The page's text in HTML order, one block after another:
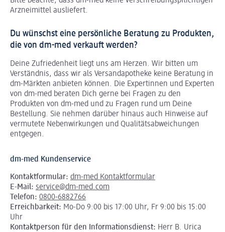
Arzneimittel ausliefert.
Du wünschst eine persönliche Beratung zu Produkten,
die von dm-med verkauft werden?
Deine Zufriedenheit liegt uns am Herzen. Wir bitten um
Verständnis, dass wir als Versandapotheke keine Beratung in
dm-Märkten anbieten können. Die Expertinnen und Experten
von dm-med beraten Dich gerne bei Fragen zu den
Produkten von dm-med und zu Fragen rund um Deine
Bestellung. Sie nehmen darüber hinaus auch Hinweise auf
vermutete Nebenwirkungen und Qualitätsabweichungen
entgegen.
dm-med Kundenservice
Kontaktformular: dm-med Kontaktformular
E-Mail: service@dm-med.com
Telefon: 0800-6882766
Erreichbarkeit: Mo-Do 9:00 bis 17:00 Uhr, Fr 9:00 bis 15:00
Uhr
Kontaktperson für den Informationsdienst: Herr B. Urica